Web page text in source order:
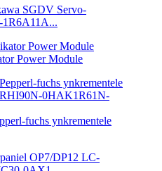
SGDV Servo-
Power Module
fuchs ynkrementele